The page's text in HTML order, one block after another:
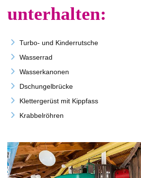
unterhalten:
Turbo- und Kinderrutsche
Wasserrad
Wasserkanonen
Dschungelbrücke
Klettergerüst mit Kippfass
Krabbelröhren